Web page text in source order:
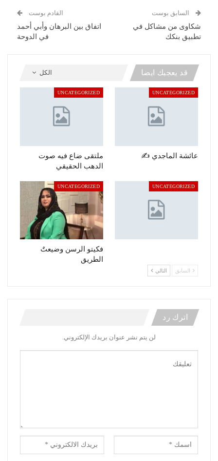
السابق بوست
شكاوى من مشاكل في
تطبيق بنكك
القادم بوست
اتفاق بين البرهان وأبي أحمد
في الدوحة
الكل قد يعجبك ايضا
UNCATEGORIZED
عائشة الماجدي ✍️
UNCATEGORIZED
ملتقى ضاع فيه صوت
الدهب الحقيقي
UNCATEGORIZED
UNCATEGORIZED
فكيتو الرسن وضيعتٌ
الطريق
السابق التالي
اترك رد
لن يتم نشر عنوان بريدك الإلكتروني.